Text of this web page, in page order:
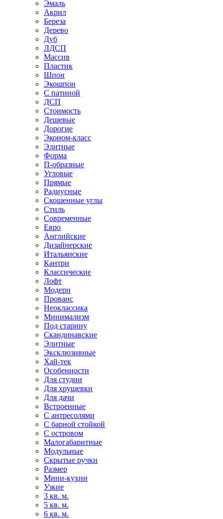
Эмаль
Акрил
Береза
Дерево
Дуб
ЛДСП
Массив
Пластик
Шпон
Экошпон
С патиной
ДСП
Стоимость
Дешевые
Дорогие
Эконом-класс
Элитные
Форма
П-образные
Угловые
Прямые
Радиусные
Скошенные углы
Стиль
Современные
Евро
Английские
Дизайнерские
Итальянские
Кантри
Классические
Лофт
Модерн
Прованс
Неоклассика
Минимализм
Под старину
Скандинавские
Элитные
Эксклюзивные
Хай-тек
Особенности
Для студии
Для хрущевки
Для дачи
Встроенные
С антресолями
С барной стойкой
С островом
Малогабаритные
Модульные
Скрытые ручки
Размер
Мини-кухни
Узкие
3 кв. м.
5 кв. м.
6 кв. м.